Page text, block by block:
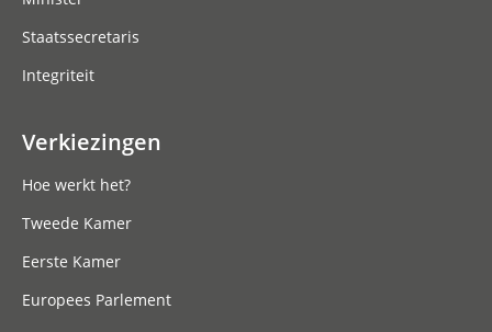
Staatssecretaris
Integriteit
Verkiezingen
Hoe werkt het?
Tweede Kamer
Eerste Kamer
Europees Parlement